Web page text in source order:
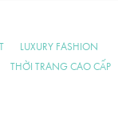
LUXURY FASHION
THỜI TRANG CAO CẤP